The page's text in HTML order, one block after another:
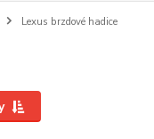
Lexus brzdové hadice